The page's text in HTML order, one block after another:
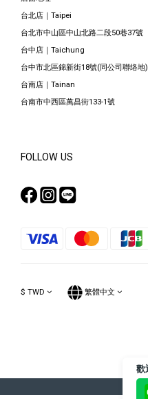
台北店｜Taipei
台北市中山區中山北路二段50巷37號
台中店｜Taichung
台中市北區錦新街18號(同公司聯络地)
台南店｜Tainan
台南市中西區萬昌街133-1號
FOLLOW US
$ TWD 繁體中文